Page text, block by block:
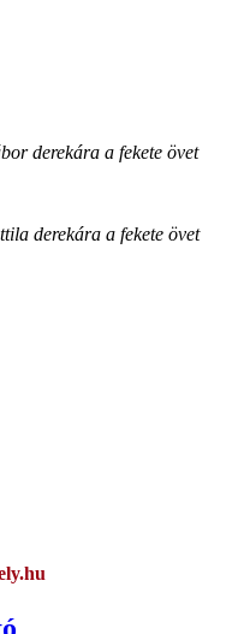
derekára a fekete övet
derekára a fekete övet